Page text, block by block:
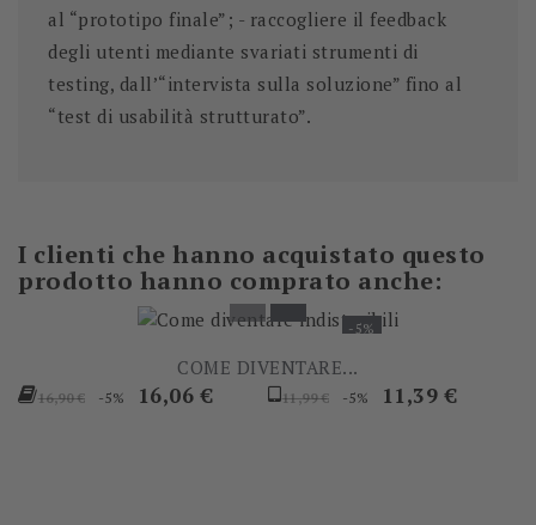
al “prototipo finale”; - raccogliere il feedback
degli utenti mediante svariati strumenti di
testing, dall’“intervista sulla soluzione” fino al
“test di usabilità strutturato”.
I clienti che hanno acquistato questo
prodotto hanno comprato anche:
-5%
COME DIVENTARE...
Prezzo
16,90 € -5% Prezzo
16,06 €
Prezzo
11,99 € -5% Prezzo
11,39 €